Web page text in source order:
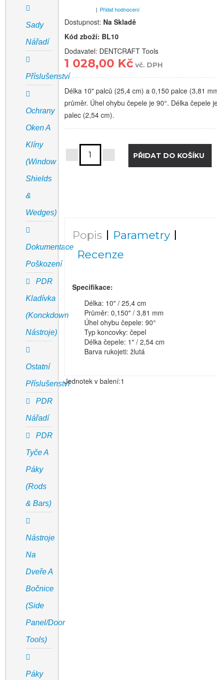
Sady
Nářadí
Příslušenství
Ochrany
Oken A
Klíny
(Window
Shields
&
Wedges)
Dokumentace
Poškození
PDR
Kladívka
(Konckdown
Nástroje)
Ostatní
Příslušenství
PDR
Nářadí
PDR
Tyče A
Páky
(Rods
& Bars)
Nástroje
Na
Dveře A
Bočnice
(Side
Panel/door
Tools)
Páky
| Přidat hodnocení
Dostupnost: Na Skladě
Kód zboží: BL10
Dodavatel: DENTCRAFT Tools
1 028,00 Kč vč. DPH
Délka 10" palců (25,4 cm) a 0,150 palce (3,81
průměr. Úhel ohybu čepele je 90°. Délka čepele
palec (2,54 cm).
Popis
Parametry
Recenze
Specifikace:
Délka: 10" / 25,4 cm
Průměr: 0,150" / 3,81 mm
Úhel ohybu čepele: 90°
Typ koncovky: čepel
Délka čepele: 1" / 2,54 cm
Barva rukojeti: žlutá
Jednotek v balení:1